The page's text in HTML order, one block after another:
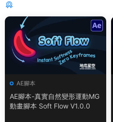
AE腳本
AE腳本-真實自然變形運動MG
動畫腳本 Soft Flow V1.0.0